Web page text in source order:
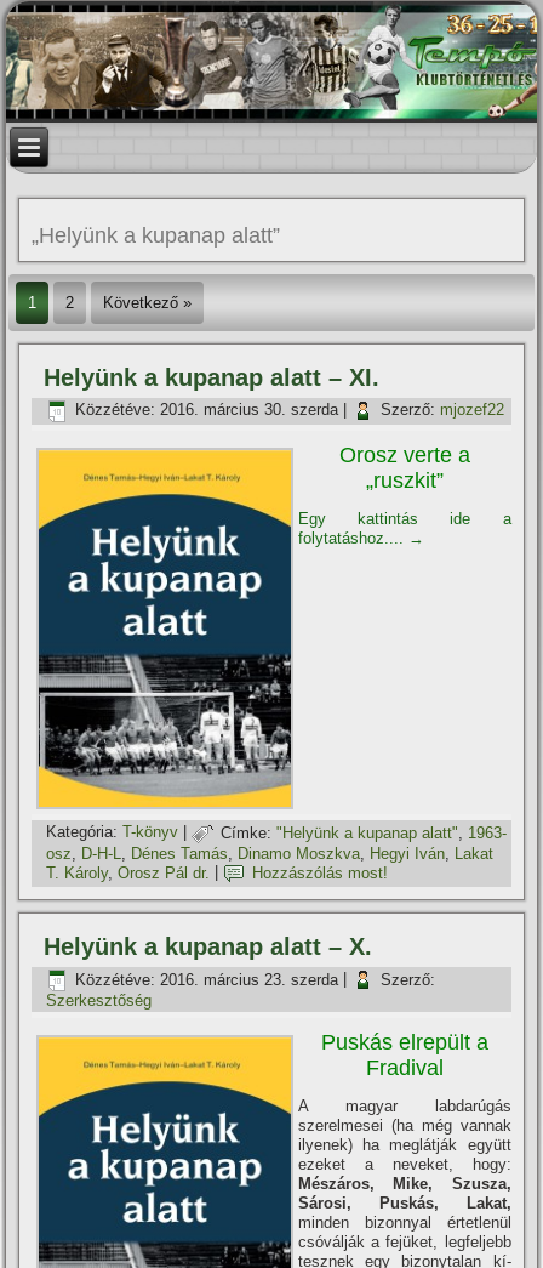
„Helyünk a kupanap alatt”
1 2 Következő »
Helyünk a kupanap alatt – XI.
Közzétéve: 2016. március 30. szerda| Szerző: mjozef22
Orosz verte a
„ruszkit”
Egy kattintás ide a
folytatáshoz.... →
Kategória: T-könyv | Címke: "Helyünk a kupanap alatt"
1963-
osz, D-H-L, Dénes Tamás, Dinamo Moszkva, Hegyi Iván, Lakat
T. Károly,Orosz Pál dr. Hozzászólás most!
Helyünk a kupanap alatt – X.
Közzétéve: 2016. március 23. szerda
Szerző:
Szerkesztőség
Puskás elrepült a
Fradival
A magyar labdarúgás
szerelmesei (ha még vannak
ilyenek) ha meglátják együtt
ezeket a neveket, hogy:
Mészáros, Mike, Szusza,
Sárosi, Puskás, Lakat,
minden bizonnyal értetlenül
csóválják a fejüket, legfeljebb
tesznek egy bizonytalan kí­